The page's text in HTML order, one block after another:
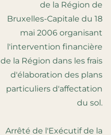
de la Région de
Bruxelles-Capitale du 18
mai 2006 organisant
l'intervention financière
de la Région dans les frais
d'élaboration des plans
particuliers d'affectation
du sol.
Arrêté de l'Exécutif de la